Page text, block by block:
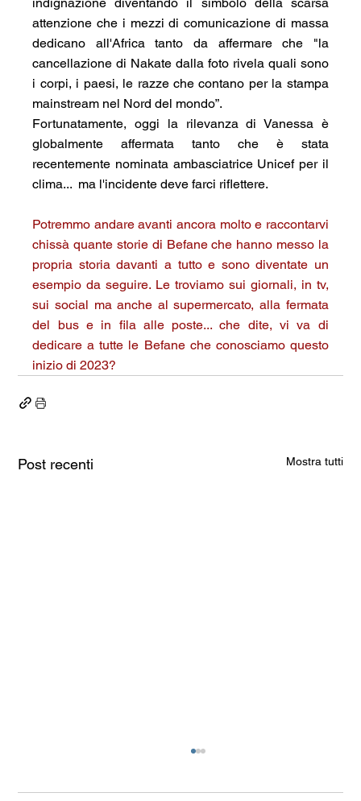
attenzione che i mezzi di comunicazione di massa
dedicano all'Africa tanto da affermare che "la
cancellazione di Nakate dalla foto rivela quali sono
i corpi, i paesi, le razze che contano per la stampa
mainstream nel Nord del mondo”.
Fortunatamente, oggi la rilevanza di Vanessa è
globalmente affermata tanto che è stata
recentemente nominata ambasciatrice Unicef per il
clima...  ma l'incidente deve farci riflettere.
Potremmo andare avanti ancora molto e raccontarvi
chissà quante storie di Befane che hanno messo la
propria storia davanti a tutto e sono diventate un
esempio da seguire. Le troviamo sui giornali, in tv,
sui social ma anche al supermercato, alla fermata
del bus e in fila alle poste... che dite, vi va di
dedicare a tutte le Befane che conosciamo questo
inizio di 2023?
Post recenti Mostra tutti